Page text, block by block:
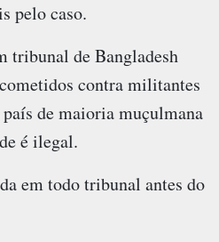
pelo caso.
tribunal de Bangladesh
contra militantes
de maioria muçulmana
é ilegal.
em todo tribunal antes do